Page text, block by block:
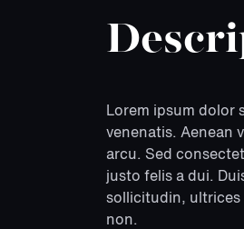
Lorem ipsum dolor
venenatis. Aenean
arcu. Sed
justo felis a dui.
sollicitudin, ultrices
non.